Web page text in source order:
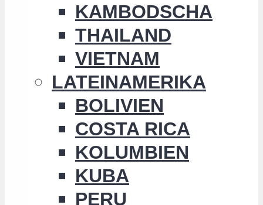
KAMBODSCHA
THAILAND
VIETNAM
LATEINAMERIKA
BOLIVIEN
COSTA RICA
KOLUMBIEN
KUBA
PERU